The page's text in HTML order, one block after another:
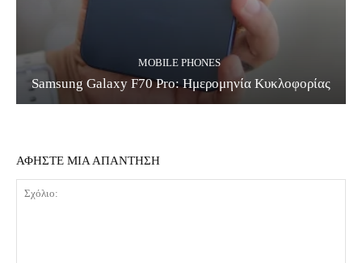
MOBILE PHONES
Samsung Galaxy F70 Pro: Ημερομηνία Κυκλοφορίας
ΑΦΗΣΤΕ ΜΙΑ ΑΠΑΝΤΗΣΗ